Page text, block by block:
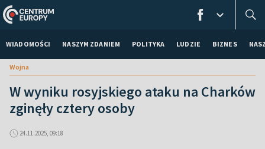
WIADOMOŚCI NASZYM ZDANIEM POLITYKA LUDZIE BIZNES
Wojna
W wyniku rosyjskiego ataku na Charków
zginęły cztery osoby
24.11.2025, 09:18